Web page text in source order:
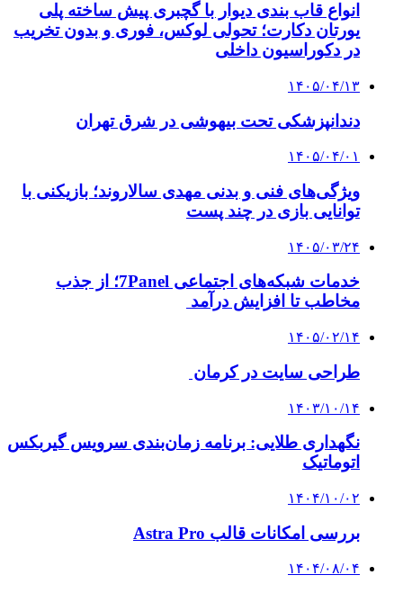
انواع قاب بندی دیوار با گچبری پیش ساخته پلی
یورتان دکارت؛ تحولی لوکس، فوری و بدون تخریب
در دکوراسیون داخلی
۱۴۰۵/۰۴/۱۳
دندانپزشکی تحت بیهوشی در شرق تهران
۱۴۰۵/۰۴/۰۱
ویژگی‌های فنی و بدنی مهدی سالاروند؛ بازیکنی با
توانایی بازی در چند پست
۱۴۰۵/۰۳/۲۴
خدمات شبکه‌های اجتماعی 7Panel؛ از جذب
مخاطب تا افزایش درآمد
۱۴۰۵/۰۲/۱۴
طراحی سایت در کرمان
۱۴۰۳/۱۰/۱۴
نگهداری طلایی: برنامه زمان‌بندی سرویس گیربکس
اتوماتیک
۱۴۰۴/۱۰/۰۲
بررسی امکانات قالب Astra Pro
۱۴۰۴/۰۸/۰۴